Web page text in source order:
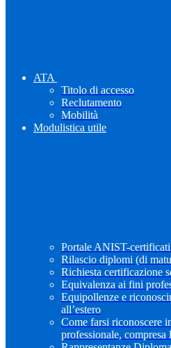
ATA
Titolo di accesso
Reclutamento
Mobilità
Modulistica utile
Portale ANIST-
Rilascio diplomi (di
Richiesta certificazione
Equivalenza ai fini
Equipollenze e
all’estero
Come farsi riconoscere
professionale,